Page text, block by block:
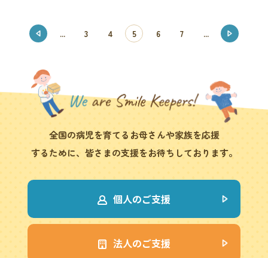
... 3 4 5 6 7 ...
全国の病児を育てるお母さんや家族を応援
するために、皆さまの支援をお待ちしております。
個人のご支援
法人のご支援